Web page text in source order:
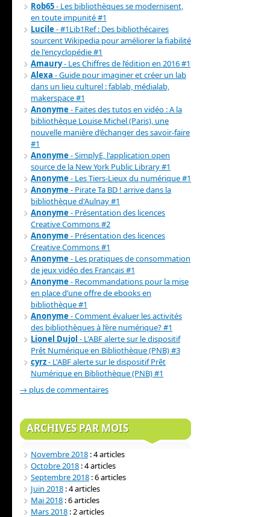
Rob65- Les bibliothèques se modernisent,
en toute impunité #1
Lucile- #1Lib1Ref : Des bibliothécaires
sourcent Wikipedia pour améliorer la fiabilité
de l'encyclopédie #1
Amaury- Les Chiffres de l’édition en 2016 #1
Alexa - Guide pour imaginer et créer un lab
dans un lieu culturel : fablab, médialab,
makerspace #1
Anonyme- Faites des tutos en vidéo : A la
bibliothèque Louise Michel (Paris), une
nouvelle manière d’échanger des savoir-faire
#1
Anonyme- SimplyE, l'application open
source de la New York Public Library #1
Anonyme- Les Tiers-Lieux du numérique #1
Anonyme- Pirate Ta BD ! arrive dans la
bibliothèque d'Aulnay #1
Anonyme- Présentation des licences
Creative Commons #2
Anonyme- Présentation des licences
Creative Commons #1
Anonyme- Les pratiques de consommation
de jeux vidéo des Français #1
Anonyme- Recommandations pour la mise
en place d’une offre de ebooks en
bibliothèque #1
Anonyme- Comment évaluer les activités
des bibliothèques à l’ère numérique? #1
Lionel Dujol - L'ABF alerte sur le dispositif
Prêt Numérique en Bibliothèque (PNB) #3
cyrz- L'ABF alerte sur le dispositif Prêt
Numérique en Bibliothèque (PNB) #1
→ plus de commentaires
ARCHIVES PAR MOIS
Novembre 2018 : 4 articles
Octobre 2018 : 4 articles
Septembre 2018 : 6 articles
Juin 2018 : 4 articles
Mai 2018 : 6 articles
Mars 2018 : 2 articles